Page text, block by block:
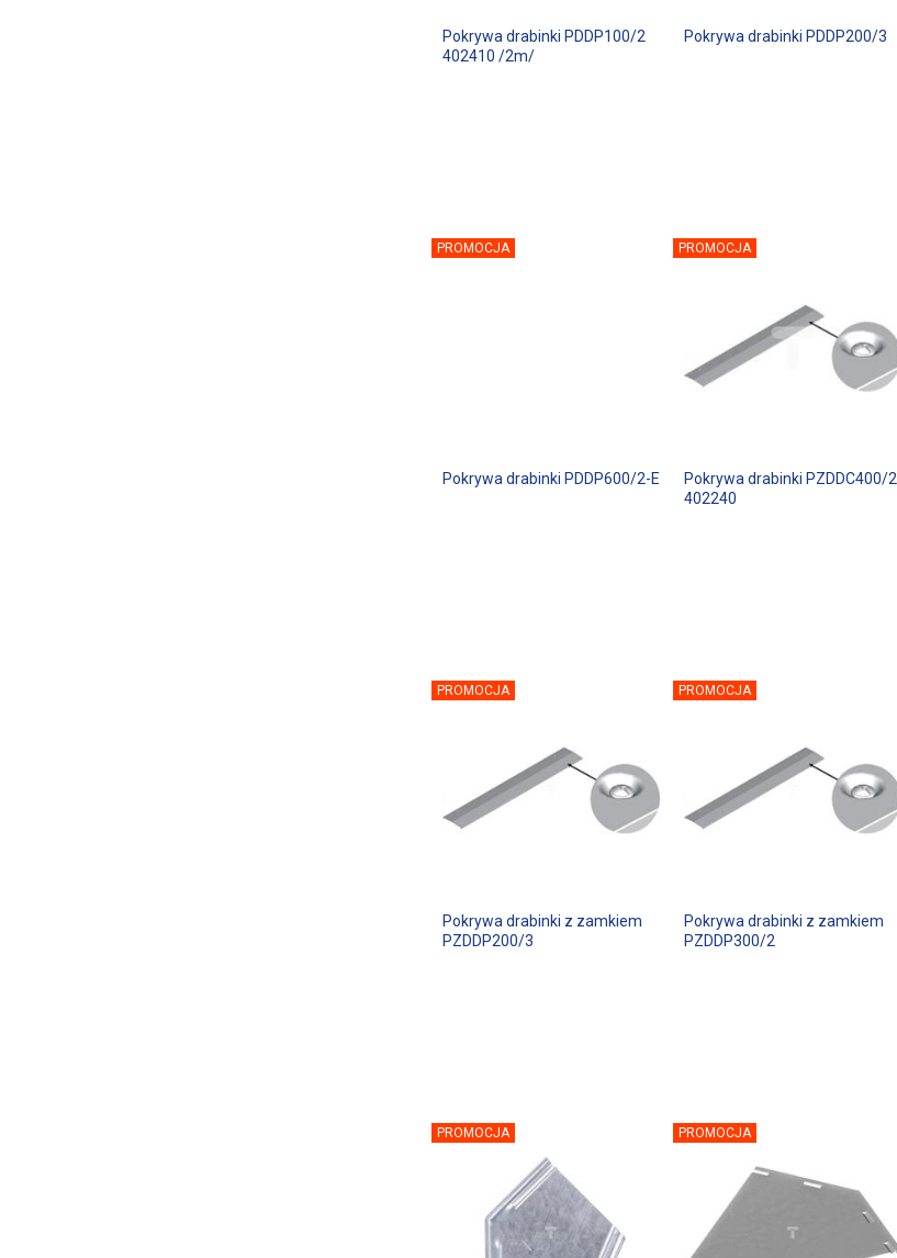
Pokrywa drabinki PDDP100/2
402410 /2m/
Pokrywa drabinki PDDP200/3
PROMOCJA
Pokrywa drabinki PDDP600/2-E
PROMOCJA
Pokrywa drabinki PZDDC400/2
402240
PROMOCJA
Pokrywa drabinki z zamkiem
PZDDP200/3
PROMOCJA
Pokrywa drabinki z zamkiem
PZDDP300/2
PROMOCJA PROMOCJA